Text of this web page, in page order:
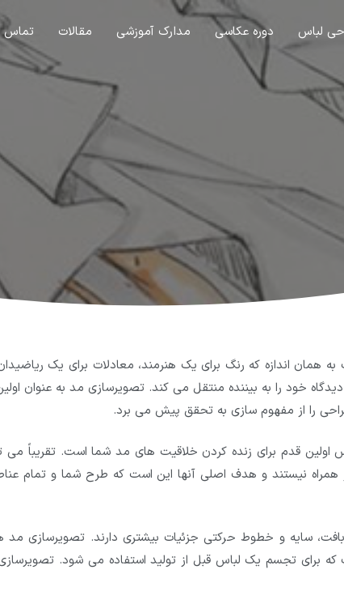
لباس دوره عکاسی مدارک آموزشی مقالات تماس
اندازه که رنگ برای یک هنرمند، معادلات برای یک
خود را به بیننده منتقل می کند. تصویرسازی مد به عنوان
را از مفهوم سازی به تحقق پیش می برد.
قدم برای زنده کردن خلاقیت های مد شما است. تقریباً می
نیستند و هدف اصلی آنها این است که طرح شما و تمام
سایه و خطوط حرکتی جزئیات بیشتری دارند. تصویرسازی مد
برای تجسم یک لباس قبل از تولید استفاده می شود.